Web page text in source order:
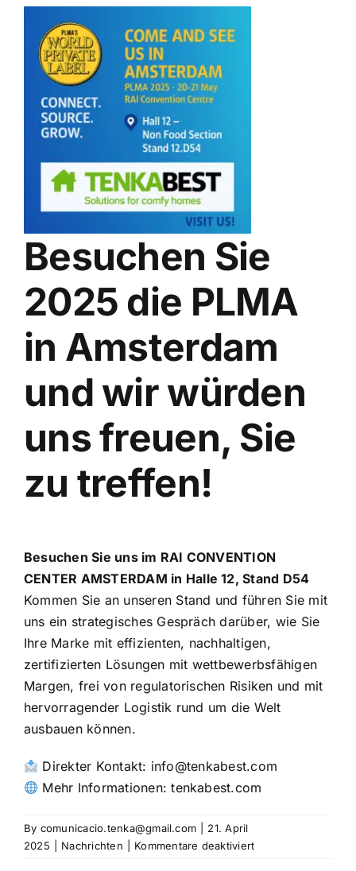
Besuchen Sie
2025 die PLMA
in Amsterdam
und wir würden
uns freuen, Sie
zu treffen!
Besuchen Sie uns im RAI CONVENTION
CENTER AMSTERDAM in Halle 12, Stand D54
Kommen Sie an unseren Stand und führen Sie mit
uns ein strategisches Gespräch darüber, wie Sie
Ihre Marke mit effizienten, nachhaltigen,
zertifizierten Lösungen mit wettbewerbsfähigen
Margen, frei von regulatorischen Risiken und mit
hervorragender Logistik rund um die Welt
ausbauen können.
Direkter Kontakt: info@tenkabest.com
Mehr Informationen: tenkabest.com
By comunicacio.tenka@gmail.com
21. April
2025
Nachrichten Kommentare deaktiviertfür